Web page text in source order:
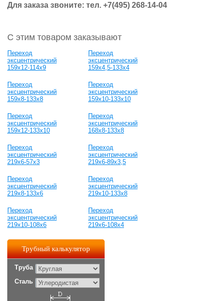
Для заказа звоните: тел. +7(495) 268-14-04
С этим товаром заказывают
Переход
эксцентрический
159х12-114х9
Переход
эксцентрический
159х4,5-133х4
Переход
эксцентрический
159х8-133х8
Переход
эксцентрический
159х10-133х10
Переход
эксцентрический
159х12-133х10
Переход
эксцентрический
168х8-133х8
Переход
эксцентрический
219х6-57х3
Переход
эксцентрический
219х6-89х3,5
Переход
эксцентрический
219х8-133х6
Переход
эксцентрический
219х10-133х8
Переход
эксцентрический
219х10-108х6
Переход
эксцентрический
219х6-108х4
Трубный калькулятор
Труба
Сталь